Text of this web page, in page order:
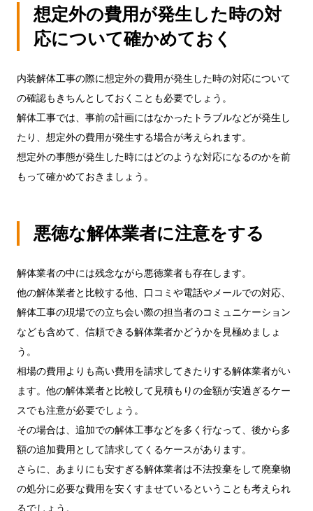
想定外の費用が発生した時の対
応について確かめておく
内装解体工事の際に想定外の費用が発生した時の対応について
の確認もきちんとしておくことも必要でしょう。
解体工事では、事前の計画にはなかったトラブルなどが発生し
たり、想定外の費用が発生する場合が考えられます。
想定外の事態が発生した時にはどのような対応になるのかを前
もって確かめておきましょう。
悪徳な解体業者に注意をする
解体業者の中には残念ながら悪徳業者も存在します。
他の解体業者と比較する他、口コミや電話やメールでの対応、
解体工事の現場での立ち会い際の担当者のコミュニケーション
なども含めて、信頼できる解体業者かどうかを見極めましょ
う。
相場の費用よりも高い費用を請求してきたりする解体業者がい
ます。他の解体業者と比較して見積もりの金額が安過ぎるケー
スでも注意が必要でしょう。
その場合は、追加での解体工事などを多く行なって、後から多
額の追加費用として請求してくるケースがあります。
さらに、あまりにも安すぎる解体業者は不法投棄をして廃棄物
の処分に必要な費用を安くすませているということも考えられ
るでしょう。